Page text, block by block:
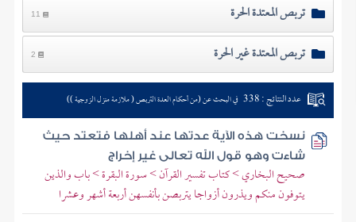
تربص المعتدة الحرة 11
تربص المعتدة غير الحرة 2
عدد النتائج : 338 في البحث عن (من أحكام العدة التربص ( ملازمة منزل الزوجية ))
نسخت هذه الآية عدتها عند أهلها فتعتد حيث
شاءت وهو قول الله تعالى غير إخراج
صحيح البخاري > كتاب تفسير القرآن > سورة البقرة > باب والذين
يتوفون منكم ويذرون أزواجا يتربصن بأنفسهن أربعة أشهر وعشرا